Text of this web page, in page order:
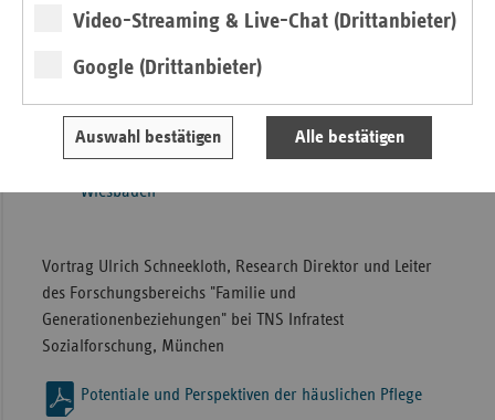
Video-Streaming & Live-Chat (Drittanbieter)
Google (Drittanbieter)
Auswahl bestätigen Alle bestätigen
Begrüßung durch Prof. Dr. Michaela Röber, FB 4
Soziale Arbeit und Gesundheit der Fachhochschule
Grußwort von Jörg Osmers, Abteilungsleiter
Gesundheit im Hessischen Sozialministerium,
Wiesbaden
Vortrag Ulrich Schneekloth, Research Direktor und Leiter
des Forschungsbereichs "Familie und
Generationenbeziehungen" bei TNS Infratest
Sozialforschung, München
Potentiale und Perspektiven der häuslichen Pflege